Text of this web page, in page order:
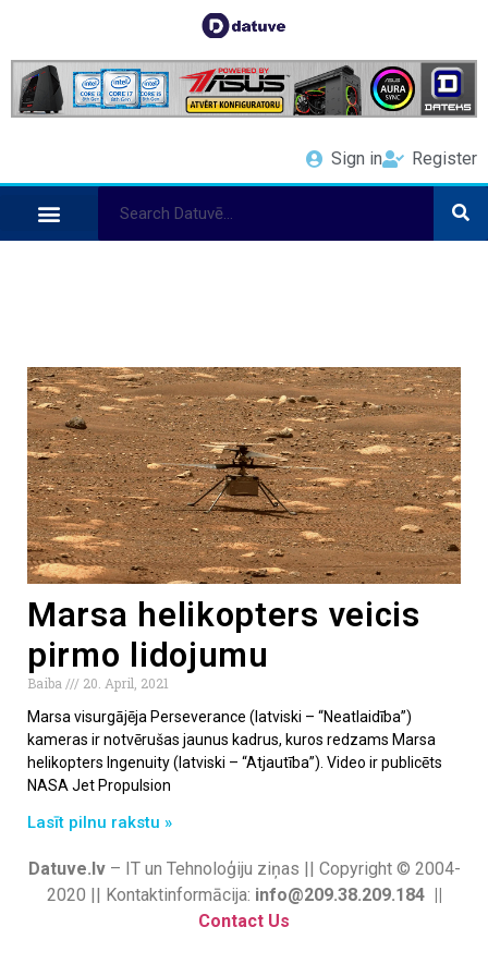
Sign in Register
Marsa helikopters veicis
pirmo lidojumu
Baiba
20. April, 2021
Marsa visurgājēja Perseverance (latviski – “Neatlaidība”)
kameras ir notvērušas jaunus kadrus, kuros redzams Marsa
helikopters Ingenuity (latviski – “Atjautība”). Video ir publicēts
NASA Jet Propulsion
Lasīt pilnu rakstu »
Datuve.lv– IT un Tehnoloģiju ziņas || Copyright © 2004-
2020 || Kontaktinformācija: info@209.38.209.184 ||
Contact Us